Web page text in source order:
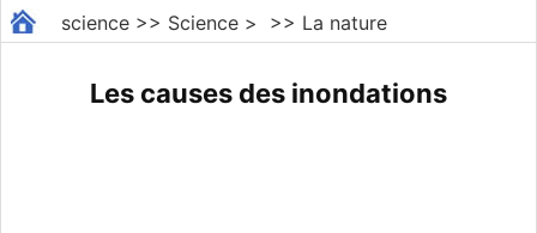
science>> Science> >> La nature
Les causes des inondations